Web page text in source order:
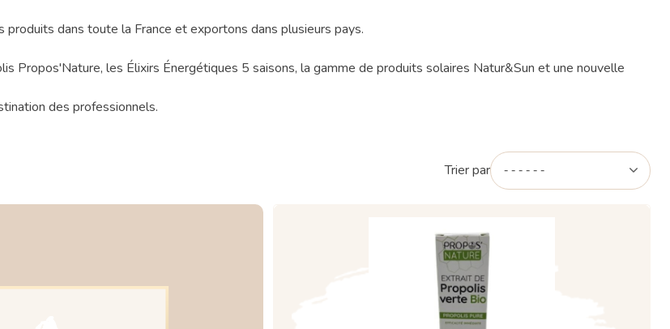
dans toute la France et exportons dans plusieurs pays.
Propos'Nature, les Élixirs Énergétiques 5 saisons, la gamme de produits solaires Natur&Sun et une nouvelle
des professionnels.
Trier par